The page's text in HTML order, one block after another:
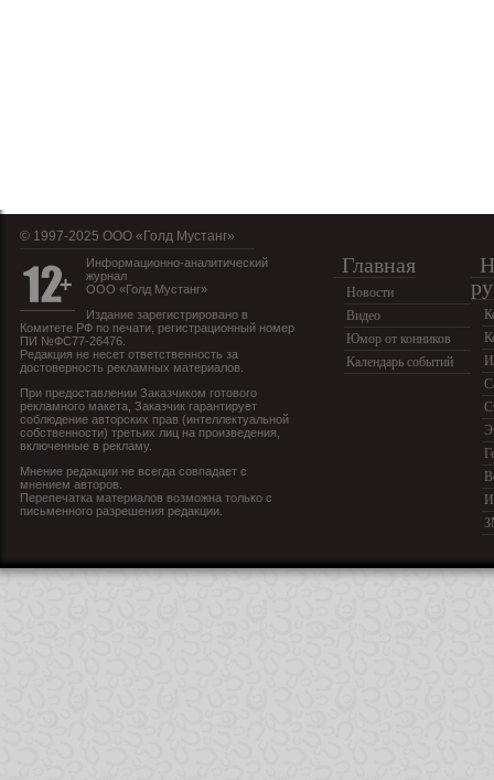
© 1997-2025 OOO «Голд Мустанг»
Информационно-аналитический
журнал
ООО «Голд Мустанг»
Издание зарегистрировано в
Комитете РФ по печати, регистрационный номер
ПИ №ФС77-26476.
Редакция не несет ответственность за
достоверность рекламных материалов.
При предоставлении Заказчиком готового
рекламного макета, Заказчик гарантирует
соблюдение авторских прав (интеллектуальной
собственности) третьих лиц на произведения,
включенные в рекламу.
Мнение редакции не всегда совпадает с
мнением авторов.
Перепечатка материалов возможна только с
письменного разрешения редакции.
Главная
Новости
Видео
Юмор от конников
Календарь событий